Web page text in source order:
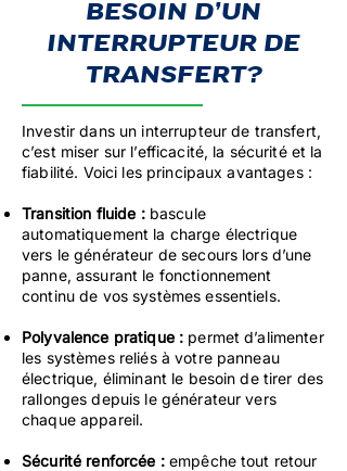
BESOIN D’UN
INTERRUPTEUR DE
TRANSFERT?
Investir dans un interrupteur de transfert,
c’est miser sur l’efficacité, la sécurité et la
fiabilité. Voici les principaux avantages :
Transition fluide :bascule
automatiquement la charge électrique
vers le générateur de secours lors d’une
panne, assurant le fonctionnement
continu de vos systèmes essentiels.
Polyvalence pratique : permet d’alimenter
les systèmes reliés à votre panneau
électrique, éliminant le besoin de tirer des
rallonges depuis le générateur vers
chaque appareil.
Sécurité renforcée : empêche tout retour